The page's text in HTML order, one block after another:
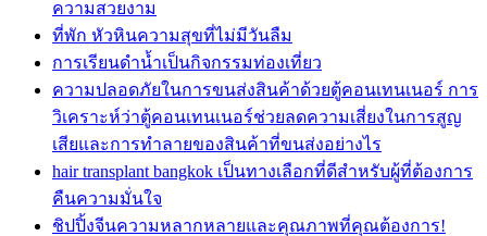
ความสวยงาม
ที่พัก หัวหินความสุขที่ไม่มีวันลืม
การเรียนดำน้ำเป็นกิจกรรมท่องเที่ยว
ความปลอดภัยในการขนส่งสินค้าด้วยตู้คอนเทนเนอร์ การ
วิเคราะห์ว่าตู้คอนเทนเนอร์ช่วยลดความเสี่ยงในการสูญ
เสียและการทำลายของสินค้าที่ขนส่งอย่างไร
hair transplant bangkok เป็นทางเลือกที่ดีสำหรับผู้ที่ต้องการ
คืนความมั่นใจ
ชิปปิ้งจีนความหลากหลายและคุณภาพที่คุณต้องการ!